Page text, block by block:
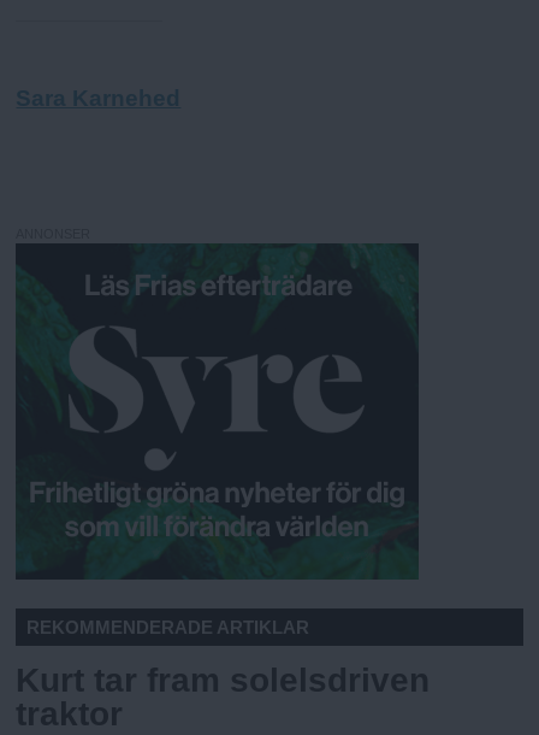
Sara Karnehed
REKOMMENDERADE ARTIKLAR
Kurt tar fram solelsdriven
traktor